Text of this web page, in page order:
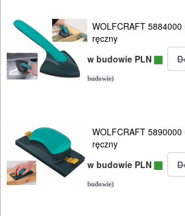
ELEKTRONARZĘDZIA
SIECIOWE
OSPRZĘT
I
AKCESORIA
WOLFCRAFT
ręczny
w budowie PLN
budowie)
WOLFCRAFT
ręczny
w budowie PLN
budowie)